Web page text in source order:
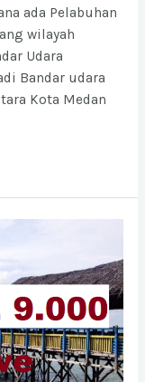
ada Pelabuhan
wilayah
Udara
Bandar udara
Kota Medan